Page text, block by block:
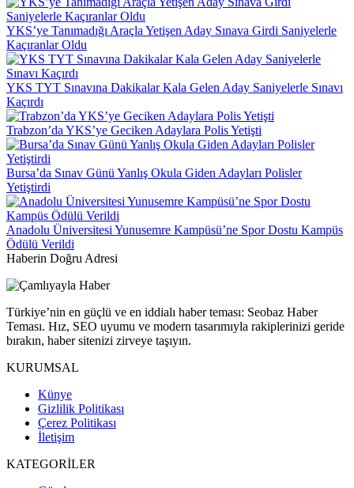
YKS’ye Tanımadığı Araçla Yetişen Aday Sınava Girdi Saniyelerle
Kaçıranlar Oldu
YKS TYT Sınavına Dakikalar Kala Gelen Aday Saniyelerle Sınavı
Kaçırdı
Trabzon’da YKS’ye Geciken Adaylara Polis Yetişti
Bursa’da Sınav Günü Yanlış Okula Giden Adayları Polisler
Yetiştirdi
Anadolu Üniversitesi Yunusemre Kampüsü’ne Spor Dostu Kampüs
Ödülü Verildi
Haberin Doğru Adresi
Türkiye’nin en güçlü ve en iddialı haber teması: Seobaz Haber
Teması. Hız, SEO uyumu ve modern tasarımıyla rakiplerinizi geride
bırakın, haber sitenizi zirveye taşıyın.
KURUMSAL
Künye
Gizlilik Politikası
Çerez Politikası
İletişim
KATEGORİLER